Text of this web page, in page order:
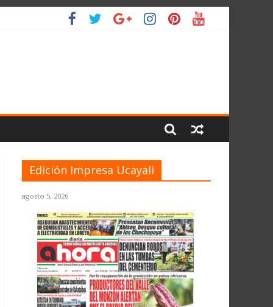
Edición Impresa Ucayali
agosto 5, 2026